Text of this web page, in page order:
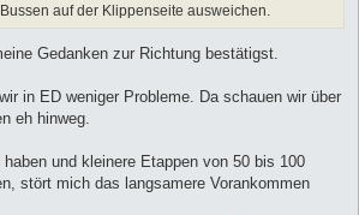
auf der Klippenseite ausweichen.
Gedanken zur Richtung bestätigst.
in ED weniger Probleme. Da schauen wir über
eh hinweg.
und kleinere Etappen von 50 bis 100
stört mich das langsamere Vorankommen